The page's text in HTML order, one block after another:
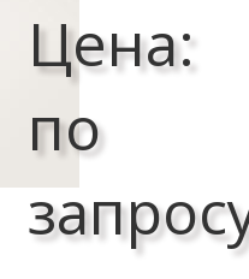
Цена:
по